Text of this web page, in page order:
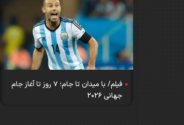
فیلم/ با میدان تا جام؛ ۷ روز تا آغاز جام
جهانی ۲۰۲۶